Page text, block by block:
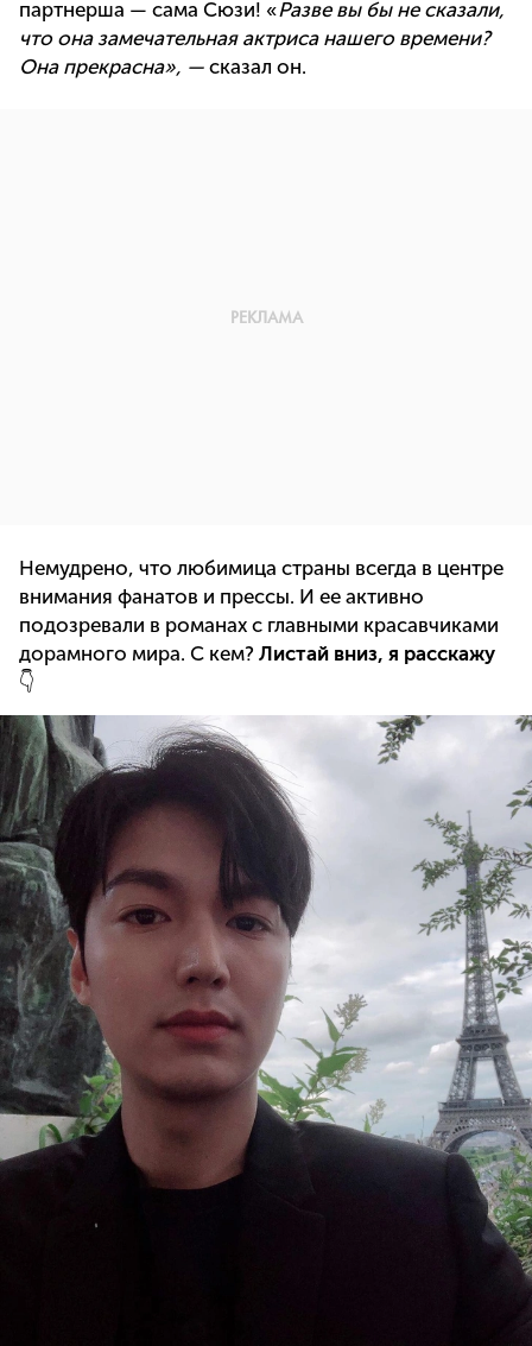
партнерша — сама Сюзи! «Разве вы бы не сказали,
что она замечательная актриса нашего времени?
Она прекрасна», — сказал он.
Немудрено, что любимица страны всегда в центре
внимания фанатов и прессы. И ее активно
подозревали в романах с главными красавчиками
дорамного мира. С кем? Листай вниз, я расскажу
👇